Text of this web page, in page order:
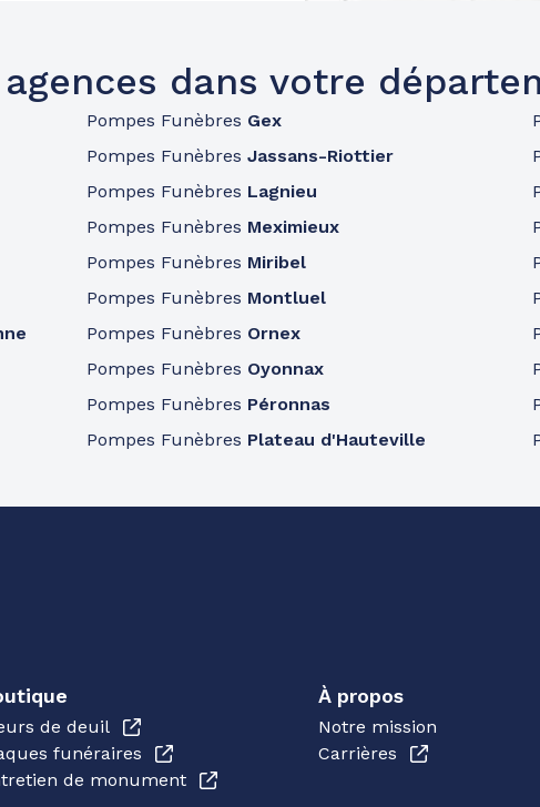
agences dans votre
Pompes Funèbres Gex
Pompes Funèbres Jassans-Riottier
Pompes Funèbres Lagnieu
Pompes Funèbres Meximieux
Pompes Funèbres Miribel
Pompes Funèbres Montluel
Pompes Funèbres Ornex
Pompes Funèbres Oyonnax
Pompes Funèbres Péronnas
Pompes Funèbres Plateau d'Hauteville
de deuil
funéraires
de monument
À propos
Notre mission
Carrières